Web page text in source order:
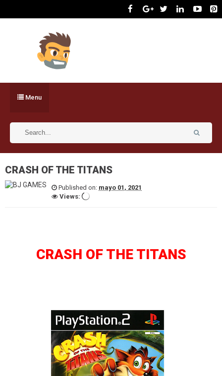
Menu
CRASH OF THE TITANS
Published on: mayo 01, 2021
Views:
CRASH OF THE TITANS